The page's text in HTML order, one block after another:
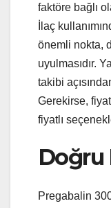
faktöre bağlı
İlaç
önemli nokta,
uyulmasıdır.
takibi
Gerekirse,
fiyatlı
Doğru
Pregabalin